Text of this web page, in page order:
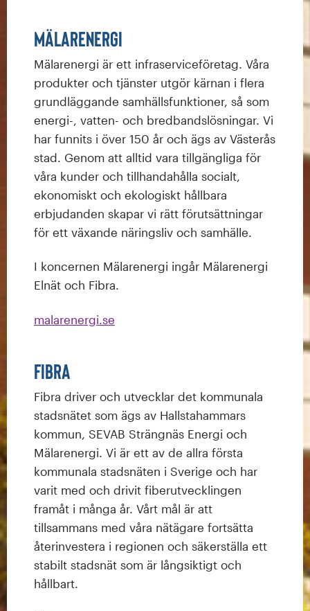
Mälarenergi
Mälarenergi är ett infraserviceföretag. Våra
produkter och tjänster utgör kärnan i flera
grundläggande samhällsfunktioner, så som
energi-, vatten- och bredbandslösningar. Vi
har funnits i över 150 år och ägs av Västerås
stad. Genom att alltid vara tillgängliga för
våra kunder och tillhandahålla socialt,
ekonomiskt och ekologiskt hållbara
erbjudanden skapar vi rätt förutsättningar
för ett växande näringsliv och samhälle.
I koncernen Mälarenergi ingår Mälarenergi
Elnät och Fibra.
malarenergi.se
Fibra
Fibra driver och utvecklar det kommunala
stadsnätet som ägs av Hallstahammars
kommun, SEVAB Strängnäs Energi och
Mälarenergi. Vi är ett av de allra första
kommunala stadsnäten i Sverige och har
varit med och drivit fiberutvecklingen
framåt i många år. Vårt mål är att
tillsammans med våra nätägare fortsätta
återinvestera i regionen och säkerställa ett
stabilt stadsnät som är långsiktigt och
hållbart.